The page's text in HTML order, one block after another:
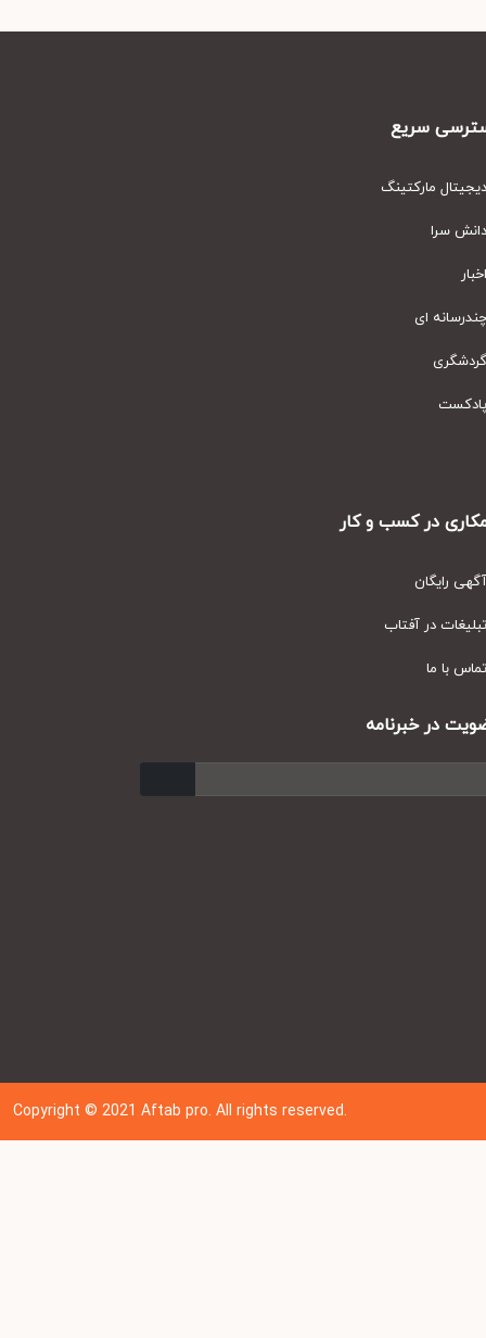
سریع
مارکتینگ
سرا
ای
در کسب و کار
رایگان
در آفتاب
با ما
در خبرنامه
Copyright © 202 1Aftab pro. All rights reserved.